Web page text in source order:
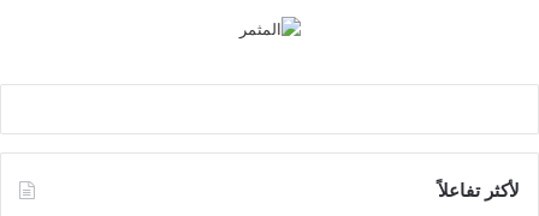
لأكثر تفاعلاً